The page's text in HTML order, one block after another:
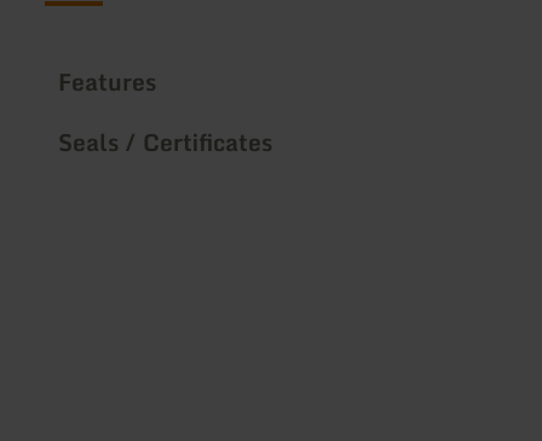
Features
Seals / Certificates